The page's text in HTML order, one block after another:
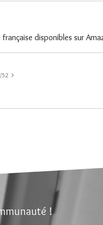
disponibles sur
!